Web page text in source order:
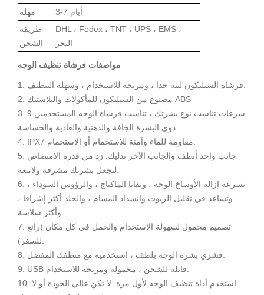
مهلة
3-7 أيام
طريقة
الشحن
DHL ، Fedex ، TNT ، UPS ، EMS ،
البحر
مواصفات فرشاة تنظيف الوجه
2. مصنوع من السيليكون للمأكولات والبلاستيك ABS
3. 9 سرعات تناسب نوع بشرتك ، تناسب فرشاة الوجه المستخدمين
5. جانب واحد أنظف والجانب الآخر تدليك. زد من قدرة الامتصاص
6. بسرعة إزالة الأوساخ الوجه ، وبقايا الماكياج ، والرؤوس السوداء ،
وتساعد في تقليل الزيوت وانسداد المسام ، والجلد أكثر إشراقا ،
7. تصميم محمول لسهولة الاستخدام والحمل في كل مكان (رائع
10. استخدم أداة تنظيف الوجه لأول مرة. لا تكن عالي الجودة أو لا